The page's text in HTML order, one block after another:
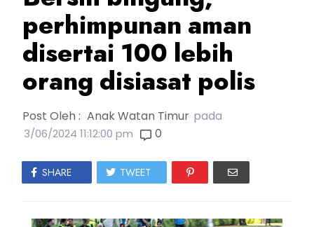
perhimpunan aman
disertai 100 lebih
orang disiasat polis
Post Oleh : Anak Watan Timur pada
3/06/2024 11:12:00 pm 0
SHARE TWEET